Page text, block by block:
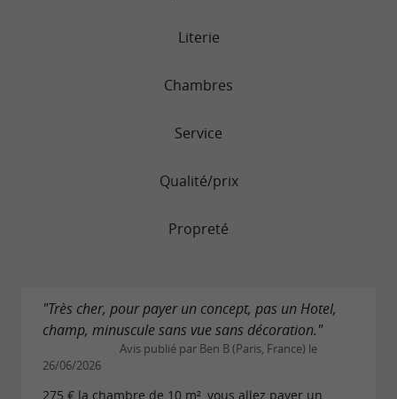
Literie
Chambres
Service
Qualité/prix
Propreté
"Très cher, pour payer un concept, pas un Hotel,
champ, minuscule sans vue sans décoration."
Avis publié par Ben B (Paris, France) le
26/06/2026
275 € la chambre de 10 m², vous allez payer un